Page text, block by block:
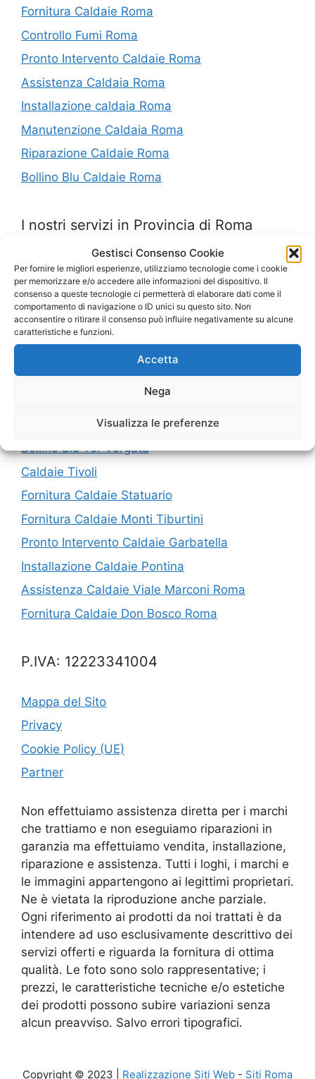
Gestisci Consenso Cookie
Per fornire le migliori esperienze, utilizziamo tecnologie come i cookie
per memorizzare e/o accedere alle informazioni del dispositivo. Il
consenso a queste tecnologie ci permetterà di elaborare dati come il
comportamento di navigazione o ID unici su questo sito. Non
acconsentire o ritirare il consenso può influire negativamente su alcune
caratteristiche e funzioni.
Accetta
Nega
Visualizza le preferenze
Fornitura Caldaie Roma
Controllo Fumi Roma
Pronto Intervento Caldaie Roma
Assistenza Caldaia Roma
Installazione caldaia Roma
Manutenzione Caldaia Roma
Riparazione Caldaie Roma
Bollino Blu Caldaie Roma
I nostri servizi in Provincia di Roma
Controllo Fumi Piazzale Flaminio
Pronto Intervento Caldaie Piazza Santa Maria
Maggiore
Bollino Blu Arco Di Travertino
Caldaie Verano Roma
Caldaie Quadraro
Fornitura Caldaie Capannelle
Assistenza Caldaie Via Veneto Roma
Bollino Blu Tor Vergata
Caldaie Tivoli
Fornitura Caldaie Statuario
Fornitura Caldaie Monti Tiburtini
Pronto Intervento Caldaie Garbatella
Installazione Caldaie Pontina
Assistenza Caldaie Viale Marconi Roma
Fornitura Caldaie Don Bosco Roma
P.IVA: 12223341004
Mappa del Sito
Privacy
Cookie Policy (UE)
Partner
Non effettuiamo assistenza diretta per i marchi
che trattiamo e non eseguiamo riparazioni in
garanzia ma effettuiamo vendita, installazione,
riparazione e assistenza. Tutti i loghi, i marchi e
le immagini appartengono ai legittimi proprietari.
Ne è vietata la riproduzione anche parziale.
Ogni riferimento ai prodotti da noi trattati è da
intendere ad uso esclusivamente descrittivo dei
servizi offerti e riguarda la fornitura di ottima
qualità. Le foto sono solo rappresentative; i
prezzi, le caratteristiche tecniche e/o estetiche
dei prodotti possono subire variazioni senza
alcun preavviso. Salvo errori tipografici.
Copyright © 2023 | Realizzazione Siti Web - Siti Roma